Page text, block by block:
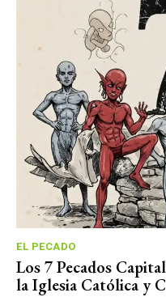
EL PECADO
Los 7 Pecados
la Iglesia Católica y